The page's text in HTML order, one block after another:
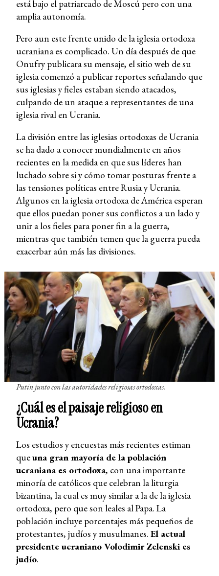
está bajo el patriarcado de Moscú pero con una
amplia autonomía.
Pero aun este frente unido de la iglesia ortodoxa
ucraniana es complicado. Un día después de que
Onufry publicara su mensaje, el sitio web de su
iglesia comenzó a publicar reportes señalando que
sus iglesias y fieles estaban siendo atacados,
culpando de un ataque a representantes de una
iglesia rival en Ucrania.
La división entre las iglesias ortodoxas de Ucrania
se ha dado a conocer mundialmente en años
recientes en la medida en que sus líderes han
luchado sobre si y cómo tomar posturas frente a
las tensiones políticas entre Rusia y Ucrania.
Algunos en la iglesia ortodoxa de América esperan
que ellos puedan poner sus conflictos a un lado y
unir a los fieles para poner fin a la guerra,
mientras que también temen que la guerra pueda
exacerbar aún más las divisiones.
Putin junto con las autoridades religiosas ortodoxas.
¿Cuál es el paisaje religioso en
Ucrania?
Los estudios y encuestas más recientes estiman
queuna gran mayoría de la población
ucraniana es ortodoxa, con una importante
minoría de católicos que celebran la liturgia
bizantina, la cual es muy similar a la de la iglesia
ortodoxa, pero que son leales al Papa. La
población incluye porcentajes más pequeños de
protestantes, judíos y musulmanes. El actual
presidente ucraniano Volodimir Zelenski es
judío.